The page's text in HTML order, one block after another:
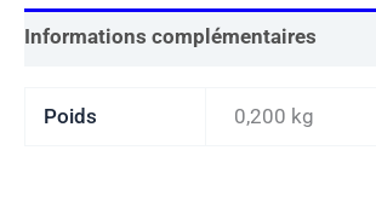
Informations complémentaires
Poids 0,200 kg